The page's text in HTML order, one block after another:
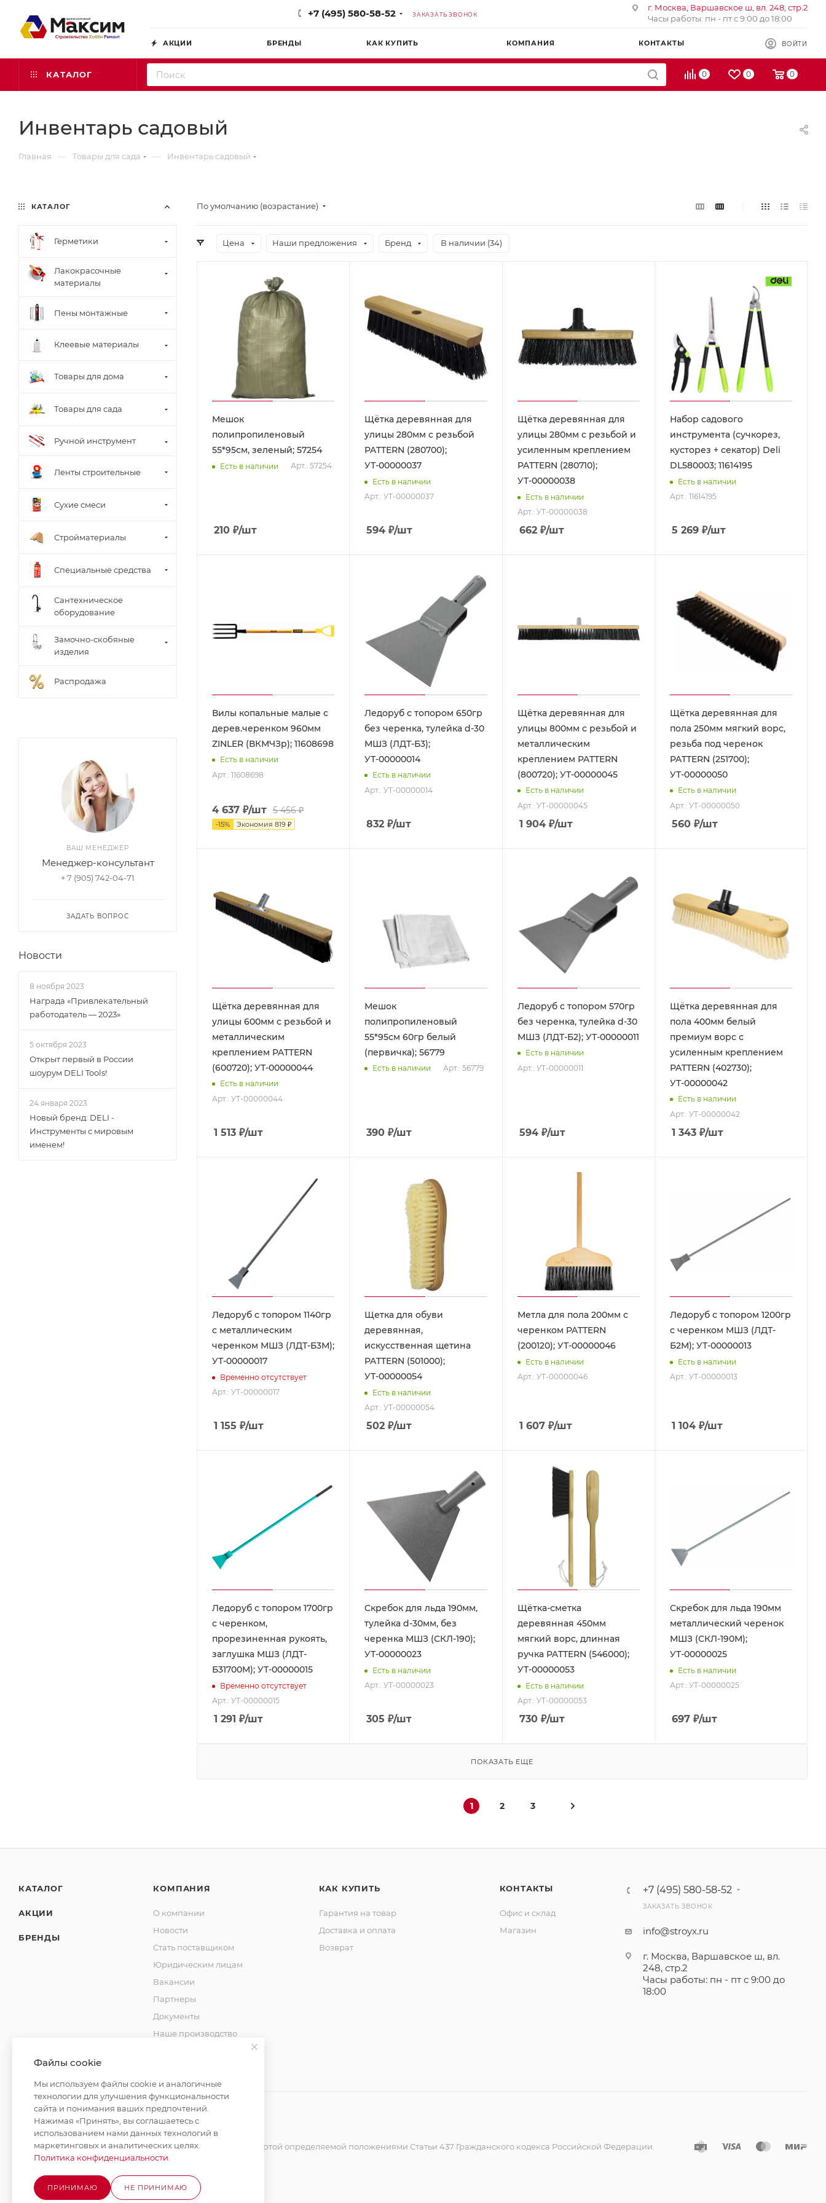
+7 (495) 580-58-52 ЗАКАЗАТЬ ЗВОНОК
г. Москва, Варшавское ш, вл. 248, стр.2
Часы работы: пн - пт с 9:00 до 18:00
АКЦИИ БРЕНДЫ КАК КУПИТЬ КОМПАНИЯ КОНТАКТЫ ВОЙТИ
КАТАЛОГ 0 0 0
Инвентарь садовый
Главная — Товары для сада — Инвентарь садовый
По умолчанию (возрастание)
Цена Наши предложения Бренд В наличии (34)
Мешок
полипропиленовый
55*95см, зеленый; 57254
Есть в наличии Арт.: 57254
210 ₽/шт
Щётка деревянная для
улицы 280мм с резьбой
PATTERN (280700);
УТ-00000037
Есть в наличии
Арт.: УТ-00000037
594 ₽/шт
Щётка деревянная для
улицы 280мм с резьбой и
усиленным креплением
PATTERN (280710);
УТ-00000038
Есть в наличии
Арт.: УТ-00000038
662₽/шт
Набор садового
инструмента (сучкорез,
кусторез + секатор) Deli
DL580003; 11614195
Есть в наличии
Арт.: 11614195
5 269₽/шт
Вилы копальные малые с
дерев.черенком 960мм
ZINLER (ВКМЧЗр); 11608698
Есть в наличии
Арт.: 11608698
4 637 ₽/шт 5 456₽
-15% Экономия 819 ₽
Ледоруб с топором 650гр
без черенка, тулейка d-30
МШЗ (ЛДТ-Б3);
УТ-00000014
Есть в наличии
Арт.: УТ-00000014
832 ₽/шт
Щётка деревянная для
улицы 800мм с резьбой и
металлическим
креплением PATTERN
(800720); УТ-00000045
Есть в наличии
Арт.: УТ-00000045
1 904₽/шт
Щётка деревянная для
пола 250мм мягкий ворс,
резьба под черенок
PATTERN (251700);
УТ-00000050
Есть в наличии
Арт.: УТ-00000050
560₽/шт
Щётка деревянная для
улицы 600мм с резьбой и
металлическим
креплением PATTERN
(600720); УТ-00000044
Есть в наличии
Арт.: УТ-00000044
1 513 ₽/шт
Мешок
полипропиленовый
55*95см 60гр белый
(первичка); 56779
Есть в наличии Арт.: 56779
390 ₽/шт
Ледоруб с топором 570гр
без черенка, тулейка d-30
МШЗ (ЛДТ-Б2); УТ-00000011
Есть в наличии
Арт.: УТ-00000011
594₽/шт
Щётка деревянная для
пола 400мм белый
премиум ворс с
усиленным креплением
PATTERN (402730);
УТ-00000042
Есть в наличии
Арт.: УТ-00000042
1 343₽/шт
Ледоруб с топором 1140гр
с металлическим
черенком МШЗ (ЛДТ-Б3М);
УТ-00000017
Временно отсутствует
Арт.: УТ-00000017
1 155 ₽/шт
Щетка для обуви
деревянная,
искусственная щетина
PATTERN (501000);
УТ-00000054
Есть в наличии
Арт.: УТ-00000054
502 ₽/шт
Метла для пола 200мм с
черенком PATTERN
(200120); УТ-00000046
Есть в наличии
Арт.: УТ-00000046
1 607₽/шт
Ледоруб с топором 1200гр
с черенком МШЗ (ЛДТ-
Б2М); УТ-00000013
Есть в наличии
Арт.: УТ-00000013
1 104₽/шт
Ледоруб с топором 1700гр
с черенком,
прорезиненная рукоять,
заглушка МШЗ (ЛДТ-
Б31700М); УТ-00000015
Временно отсутствует
Арт.: УТ-00000015
1 291 ₽/шт
Скребок для льда 190мм,
тулейка d-30мм, без
черенка МШЗ (СКЛ-190);
УТ-00000023
Есть в наличии
Арт.: УТ-00000023
305 ₽/шт
Щётка-сметка
деревянная 450мм
мягкий ворс, длинная
ручка PATTERN (546000);
УТ-00000053
Есть в наличии
Арт.: УТ-00000053
730₽/шт
Скребок для льда 190мм
металлический черенок
МШЗ (СКЛ-190М);
УТ-00000025
Есть в наличии
Арт.: УТ-00000025
697₽/шт
ПОКАЗАТЬ ЕЩЕ
1 2 3
КАТАЛОГ
Герметики
Лакокрасочные
материалы
Пены монтажные
Клеевые материалы
Товары для дома
Товары для сада
Ручной инструмент
Ленты строительные
Сухие смеси
Стройматериалы
Специальные средства
Сантехническое
оборудование
Замочно-скобяные
изделия
Распродажа
ВАШ МЕНЕДЖЕР
Менеджер-консультант
+ 7 (905) 742-04-71
ЗАДАТЬ ВОПРОС
Новости
8 ноября 2023
Награда «Привлекательный
работодатель — 2023»
5 октября 2023
Открыт первый в России
шоурум DELI Tools!
24 января 2023
Новый бренд: DELI -
Инструменты с мировым
именем!
КАТАЛОГ
АКЦИИ
БРЕНДЫ
КОМПАНИЯ
О компании
Новости
Стать поставщиком
Юридическим лицам
Вакансии
Партнеры
Документы
Наше производство
КАК КУПИТЬ
Гарантия на товар
Доставка и оплата
Возврат
КОНТАКТЫ
Офис и склад
Магазин
+7 (495) 580-58-52
ЗАКАЗАТЬ ЗВОНОК
info@stroyx.ru
г. Москва, Варшавское ш, вл.
248, стр.2
Часы работы: пн - пт с 9:00 до
18:00
2026 © MAXIM-STROY Все права защищены.
Информация и цены на сайте не являются публичной офертой определяемой положениями Статьи 437 Гражданского кодекса Российской Федерации.
Политика конфиденциальности
Разработка сайта на Битрикс
Файлы cookie
Мы используем файлы cookie и аналогичные
технологии для улучшения функциональности
сайта и понимания ваших предпочтений.
Нажимая «Принять», вы соглашаетесь с
использованием нами данных технологий в
маркетинговых и аналитических целях.
Политика конфиденциальности
ПРИНИМАЮ НЕ ПРИНИМАЮ